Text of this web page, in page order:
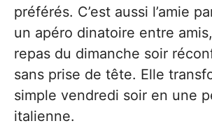
préférés. C’est aussi l’amie
un apéro dinatoire entre
repas du dimanche soir
sans prise de tête. Elle
simple vendredi soir en une
italienne.